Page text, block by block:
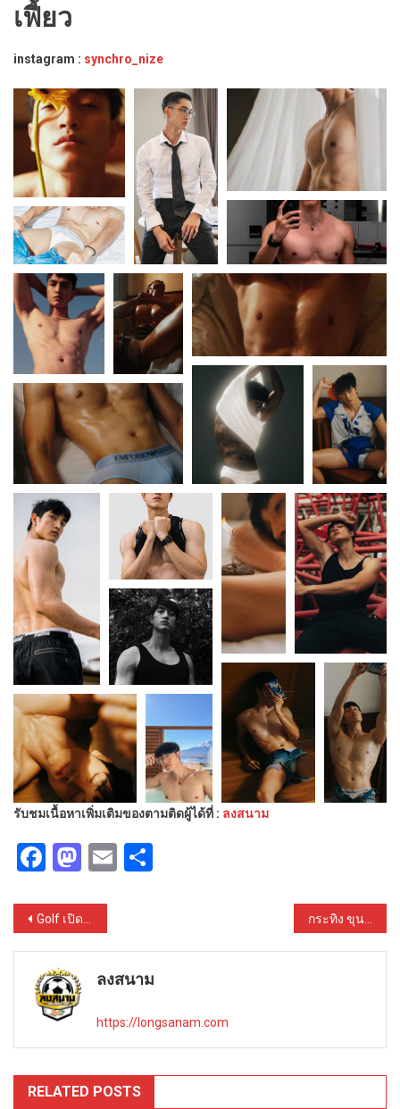
เฟี้ยว
instagram : synchro_nize
รับชมเนื้อหาเพิ่มเติมของตามติดผู้ได้ที่ : ลงสนาม
Facebook
Mastodon
Email
Post
navigation
Golf เปิดวาร์ปนายแบบจากเมียนมาร์ หุ่นแซ่บสุดฮอต เป้าตุงใหญ่สุดยอด กระทิง ขุนณรงค์ เปิดวาร์ปนักแสดงนายแบบ คมเข้มหล่อเหลา ฮอตมาก
ลงสนาม
https://longsanam.com
RELATED POSTS